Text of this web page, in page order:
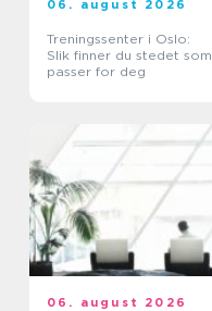
06. august 2026
Treningssenter i Oslo:
Slik finner du stedet som
passer for deg
06. august 2026